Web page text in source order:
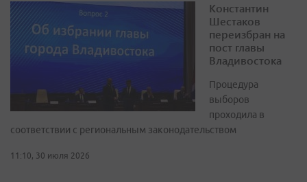
Константин
Шестаков
переизбран на
пост главы
Владивостока
Процедура
выборов
проходила в
соответствии с региональным законодательством
11:10, 30 июля 2026